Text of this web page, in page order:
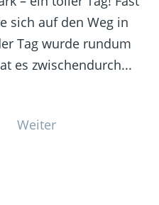
sich auf den Weg in
Tag wurde rundum
es zwischendurch...
Weiter